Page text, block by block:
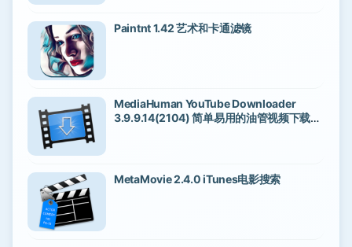
Paintnt 1.42 艺术和卡通滤镜
MediaHuman YouTube Downloader
3.9.9.14(2104) 简单易用的油管视频下载工
MetaMovie 2.4.0 iTunes电影搜索